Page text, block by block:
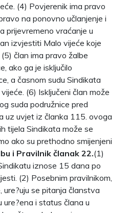
(4) Povjerenik ima pravo
na ponovno učlanjenje i
prijevremeno vraćanje u
izvjestiti Malo vijeće koje
član ima pravo žalbe
ako ga je isključilo
a časnom sudu Sindikata
(6) Isključeni član može
suda podružnice pred
uz uvjet iz članka 115. ovoga
tijela Sindikata može se
ako su prethodno smijenjeni
i Pravilnik članak 22.(1)
iznose 15 dana po
(2) Posebnim pravilnikom,
ure?uju se pitanja članstva
i status člana u